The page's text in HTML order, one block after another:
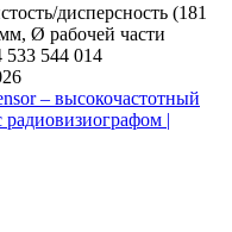
дисперсность (181
Ø рабочей части
544 014
– высокочастотный
|